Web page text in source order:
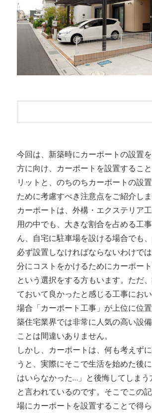
今回は、新築時にカーポートの設置
方に向け、カーポートを設置するこ
リットと、のちのちカーポートの設
ために考慮すべき注意点をご紹介しま
カーポートは、外構・エクステリア
用の中でも、大きな割合を占める工
ん、自宅に駐車場を設ける場合でも
必ず設置しなければならないわけで
分にコストをかけるためにカーポー
という選択をする方もいます。ただ
ておいて良かったと感じる工事にお
場合「カーポート工事」が上位に位
築住宅業界では非常に人気の高い設
ことは間違いありません。
しかし、カーポートは、何も考えず
うと、実際にそこで生活を始めた後
はいらなかった…」と後悔してしま
と言われているのです。そこでこの
場にカーポートを設置することで得